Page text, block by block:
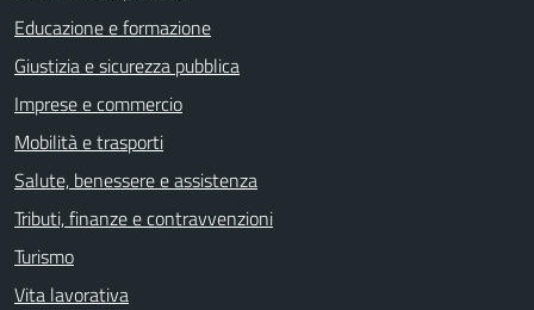
Educazione e formazione
Giustizia e sicurezza pubblica
Imprese e commercio
Mobilità e trasporti
Salute, benessere e assistenza
Tributi, finanze e contravvenzioni
Turismo
Vita lavorativa